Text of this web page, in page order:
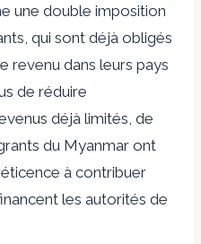
une double imposition
qui sont déjà obligés
revenu dans leurs pays
de réduire
déjà limités, de
du Myanmar ont
à contribuer
les autorités de